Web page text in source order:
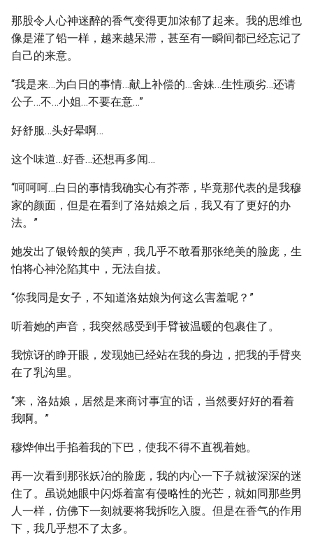
那股令人心神迷醉的香气变得更加浓郁了起来。我的思维也
像是灌了铅一样，越来越呆滞，甚至有一瞬间都已经忘记了
自己的来意。
“我是来…为白日的事情…献上补偿的…舍妹…生性顽劣…还请
公子…不…小姐…不要在意…”
好舒服…头好晕啊…
这个味道…好香…还想再多闻…
“呵呵呵…白日的事情我确实心有芥蒂，毕竟那代表的是我穆
家的颜面，但是在看到了洛姑娘之后，我又有了更好的办
法。”
她发出了银铃般的笑声，我几乎不敢看那张绝美的脸庞，生
怕将心神沦陷其中，无法自拔。
“你我同是女子，不知道洛姑娘为何这么害羞呢？”
听着她的声音，我突然感受到手臂被温暖的包裹住了。
我惊讶的睁开眼，发现她已经站在我的身边，把我的手臂夹
在了乳沟里。
“来，洛姑娘，居然是来商讨事宜的话，当然要好好的看着
我啊。”
穆烨伸出手掐着我的下巴，使我不得不直视着她。
再一次看到那张妖冶的脸庞，我的内心一下子就被深深的迷
住了。虽说她眼中闪烁着富有侵略性的光芒，就如同那些男
人一样，仿佛下一刻就要将我拆吃入腹。但是在香气的作用
下，我几乎想不了太多。